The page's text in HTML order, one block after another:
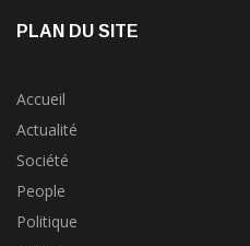
PLAN DU SITE
Accueil
Actualité
Société
People
Politique